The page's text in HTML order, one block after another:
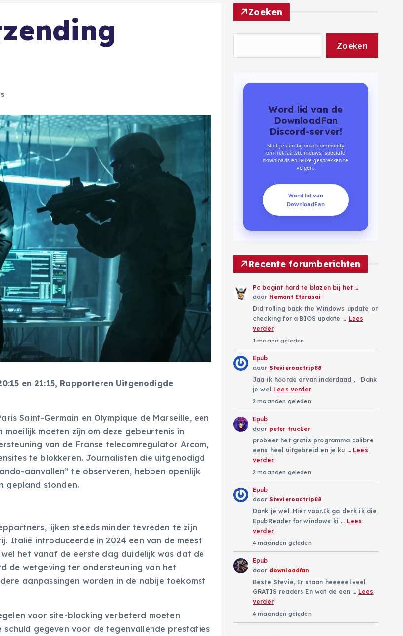
en 21:15, Rapporteren Uitgenodigde
Saint-Germain en Olympique de Marseille, een
moeten zijn om deze gebeurtenis in
van de Franse telecomregulator Arcom,
te blokkeren. Journalisten die uitgenodigd
aanvallen” te observeren, hebben openlijk
gepland stonden.
lijken steeds minder tevreden te zijn
Italië introduceerde in 2024 een van de meest
het vanaf de eerste dag duidelijk was dat de
de wetgeving ter ondersteuning van het
aanpassingen worden in de nabije toekomst
voor site-blocking verbeterd moeten
gegeven voor de tegenvallende prestaties
Zoeken
Zoeken
Word lid van de
DownloadFan
Discord-server!
Sluit je aan bij onze community
om het laatste nieuws, speciale
downloads en leuke gesprekken te
volgen.
Word lid van
DownloadFan
Recente forumberichten
Pc begint hard te blazen bij het …
door Hemant Eterasai
Did rolling back the Windows update or
checking for a BIOS update … Lees
verder
1 maand geleden
Epub
door Stevieroadtrip88
Jaa ik hoorde ervan inderdaad , Dank
je wel Lees verder
2 maanden geleden
Epub
door peter trucker
probeer het gratis programma calibre
eens heel uitgebreid en je ku … Lees
verder
2 maanden geleden
Epub
door Stevieroadtrip88
Dank je wel .Hier voor.Ik ga denk ik die
EpubReader for windows ki … Lees
verder
4 maanden geleden
Epub
door downloadfan
Beste Stevie, Er staan heeeeel veel
GRATIS readers En wat de een … Lees
verder
4 maanden geleden